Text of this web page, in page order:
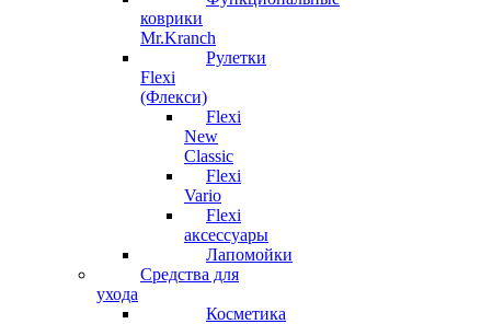
коврики
Mr.Kranch
Рулетки
Flexi
(Флекси)
Flexi
New
Classic
Flexi
Vario
Flexi
аксессуары
Лапомойки
Средства для
ухода
Косметика